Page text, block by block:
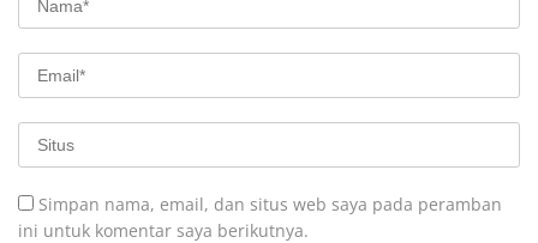
Simpan nama, email, dan situs web saya pada peramban
ini untuk komentar saya berikutnya.